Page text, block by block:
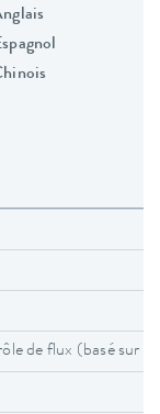
de flux (basé sur